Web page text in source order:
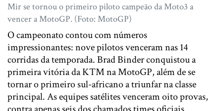
Mir se tornou o primeiro piloto campeão da Moto3 a
vencer a MotoGP. (Foto: MotoGP)
O campeonato contou com números
impressionantes: nove pilotos venceram nas 14
corridas da temporada. Brad Binder conquistou a
primeira vitória da KTM na MotoGP, além de se
tornar o primeiro sul-africano a triunfar na classe
principal. As equipes satélites venceram oito provas,